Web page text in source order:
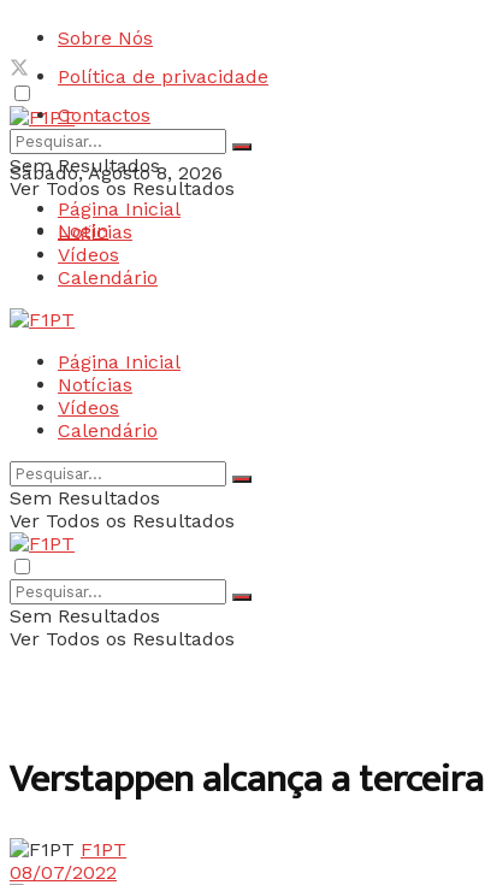
Sobre Nós
Política de privacidade
Contactos
Sábado, Agosto 8, 2026
Login
Sem Resultados
Ver Todos os Resultados
Página Inicial
Notícias
Vídeos
Calendário
Página Inicial
Notícias
Vídeos
Calendário
Sem Resultados
Ver Todos os Resultados
Sem Resultados
Ver Todos os Resultados
Verstappen alcança a
F1PT
08/07/2022